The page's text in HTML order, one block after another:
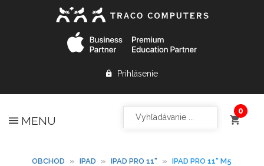
Prihlásenie
MENU
OBCHOD » IPAD » IPAD PRO 11" » IPAD PRO 11" M5